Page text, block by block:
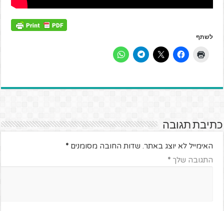
לשתף
כתיבת תגובה
האימייל לא יוצג באתר. שדות החובה מסומנים*
התגובה שלך*